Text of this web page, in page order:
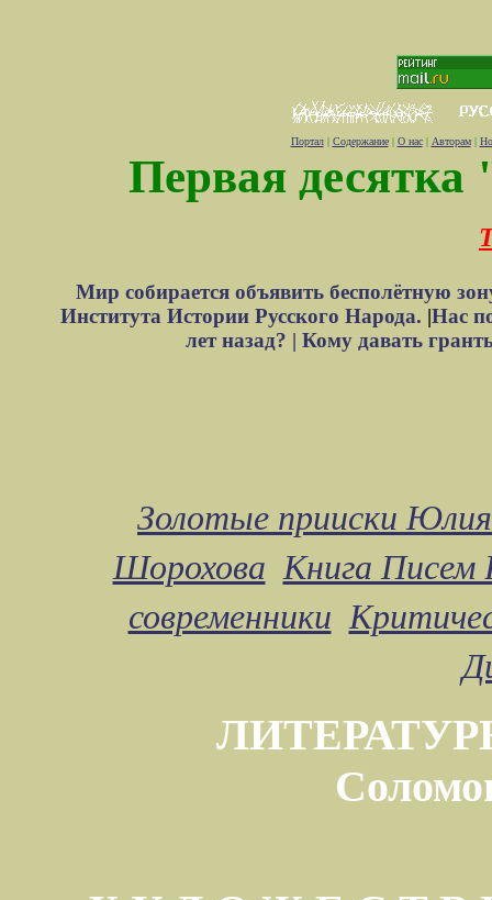
Портал| Содержание| О нас| Авторам|
Первая десятка
Мир собирается объявить бесполётную
Института Истории Русского Народа. |Нас
лет назад? | Кому давать
Золотые прииски
Шорохова Книга Писем
современники